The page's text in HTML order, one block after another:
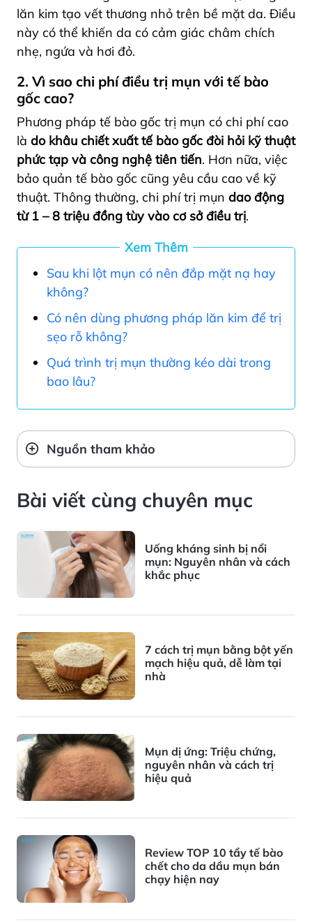
lăn kim tạo vết thương nhỏ trên bề mặt da. Điều
này có thể khiến da có cảm giác châm chích
nhẹ, ngứa và hơi đỏ.
2. Vì sao chi phí điều trị mụn với tế bào
gốc cao?
Phương pháp tế bào gốc trị mụn có chi phí cao
là do khâu chiết xuất tế bào gốc đòi hỏi kỹ thuật
phức tạp và công nghệ tiên tiến. Hơn nữa, việc
bảo quản tế bào gốc cũng yêu cầu cao về kỹ
thuật. Thông thường, chi phí trị mụn dao động
từ 1 – 8 triệu đồng tùy vào cơ sở điều trị.
Xem Thêm
Sau khi lột mụn có nên đắp mặt nạ hay
không?
Có nên dùng phương pháp lăn kim để trị
sẹo rỗ không?
Quá trình trị mụn thường kéo dài trong
bao lâu?
Nguồn tham khảo
Bài viết cùng chuyên mục
Uống kháng sinh bị nổi
mụn: Nguyên nhân và cách
khắc phục
7 cách trị mụn bằng bột yến
mạch hiệu quả, dễ làm tại
nhà
Mụn dị ứng: Triệu chứng,
nguyên nhân và cách trị
hiệu quả
Review TOP 10 tẩy tế bào
chết cho da dầu mụn bán
chạy hiện nay